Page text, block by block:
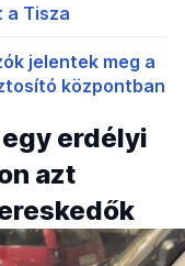
a Tisza
jelentek meg a
központban
erdélyi
azt